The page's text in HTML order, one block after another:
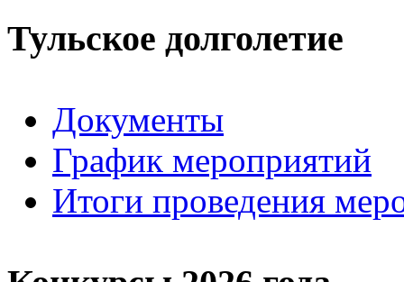
Тульское долголетие
Документы
График мероприятий
Итоги проведения